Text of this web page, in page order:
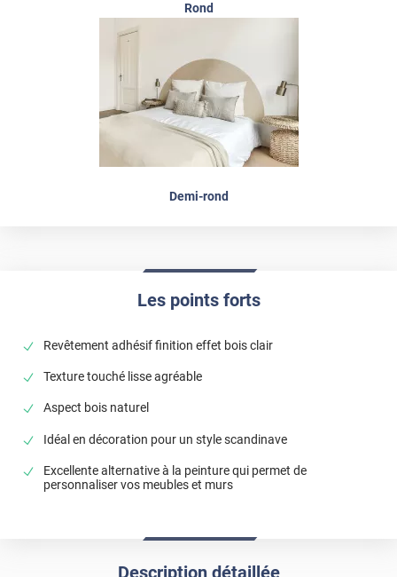
Rond
Demi-rond
Les points forts
Revêtement adhésif finition effet bois clair
Texture touché lisse agréable
Aspect bois naturel
Idéal en décoration pour un style scandinave
Excellente alternative à la peinture qui permet de
personnaliser vos meubles et murs